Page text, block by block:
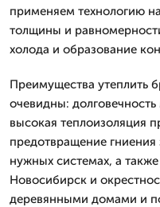
применяем технологию
толщины и
холода и образование
Преимущества утеплить
очевидны: долговечность
высокая теплоизоляция
предотвращение
нужных системах, а
Новосибирск и
деревянными домами и